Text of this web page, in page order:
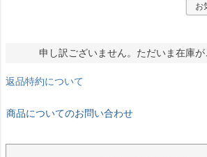
お
申し訳ございません。ただいま在庫が
返品特約について
商品についてのお問い合わせ